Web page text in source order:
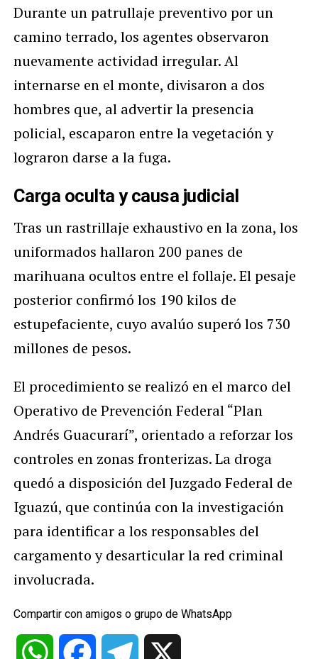
Durante un patrullaje preventivo por un
camino terrado, los agentes observaron
nuevamente actividad irregular. Al
internarse en el monte, divisaron a dos
hombres que, al advertir la presencia
policial, escaparon entre la vegetación y
lograron darse a la fuga.
Carga oculta y causa judicial
Tras un rastrillaje exhaustivo en la zona, los
uniformados hallaron 200 panes de
marihuana ocultos entre el follaje. El pesaje
posterior confirmó los 190 kilos de
estupefaciente, cuyo avalúo superó los 730
millones de pesos.
El procedimiento se realizó en el marco del
Operativo de Prevención Federal “Plan
Andrés Guacurarí”, orientado a reforzar los
controles en zonas fronterizas. La droga
quedó a disposición del Juzgado Federal de
Iguazú, que continúa con la investigación
para identificar a los responsables del
cargamento y desarticular la red criminal
involucrada.
Compartir con amigos o grupo de WhatsApp
WhatsApp Facebook Telegram